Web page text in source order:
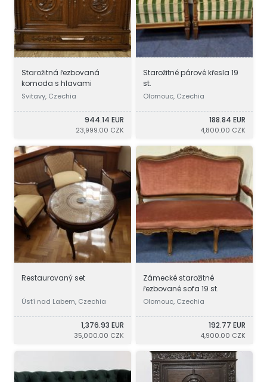
Starožitná řezbovaná
komoda s hlavami
Svitavy, Czechia
944.14 EUR
23,999.00 CZK
Starožitné párové křesla 19
st.
Olomouc, Czechia
188.84 EUR
4,800.00 CZK
Restaurovaný set
Ústí nad Labem, Czechia
1,376.93 EUR
35,000.00 CZK
Zámecké starožitné
řezbované sofa 19 st.
Olomouc, Czechia
192.77 EUR
4,900.00 CZK